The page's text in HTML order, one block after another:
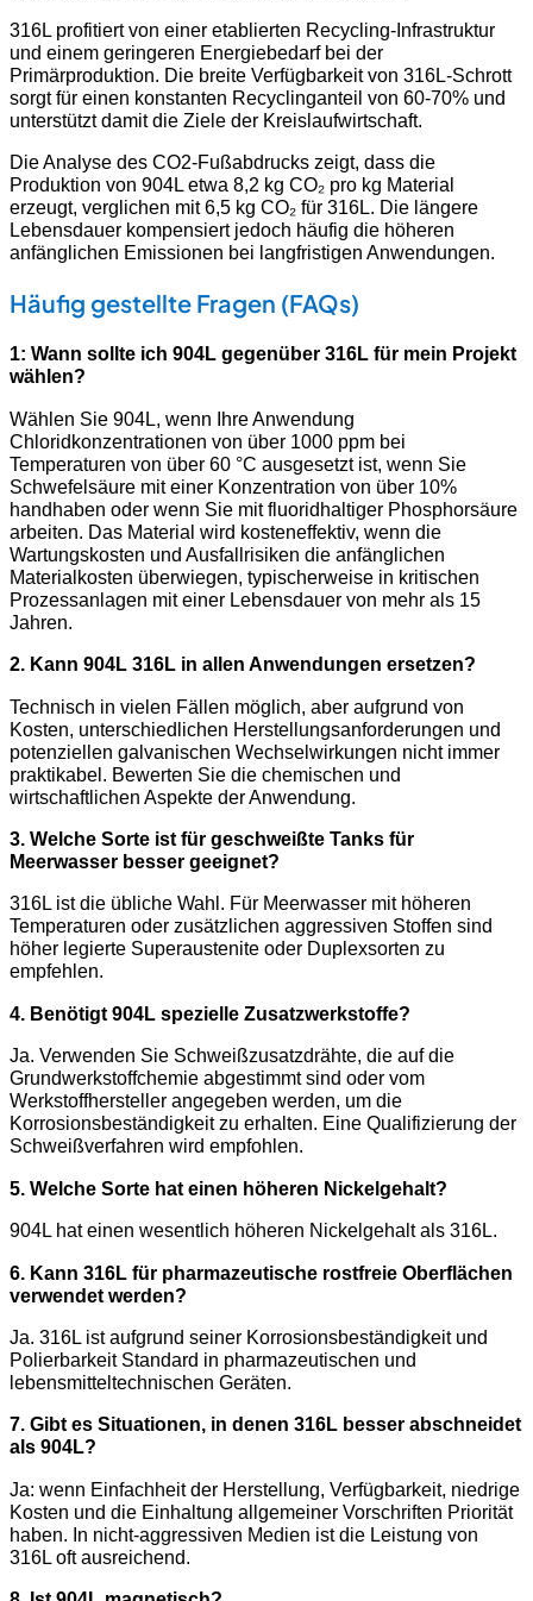
316L profitiert von einer etablierten Recycling-Infrastruktur
und einem geringeren Energiebedarf bei der
Primärproduktion. Die breite Verfügbarkeit von 316L-Schrott
sorgt für einen konstanten Recyclinganteil von 60-70% und
unterstützt damit die Ziele der Kreislaufwirtschaft.
Die Analyse des CO2-Fußabdrucks zeigt, dass die
Produktion von 904L etwa 8,2 kg CO₂ pro kg Material
erzeugt, verglichen mit 6,5 kg CO₂ für 316L. Die längere
Lebensdauer kompensiert jedoch häufig die höheren
anfänglichen Emissionen bei langfristigen Anwendungen.
Häufig gestellte Fragen (FAQs)
1: Wann sollte ich 904L gegenüber 316L für mein Projekt
wählen?
Wählen Sie 904L, wenn Ihre Anwendung
Chloridkonzentrationen von über 1000 ppm bei
Temperaturen von über 60 °C ausgesetzt ist, wenn Sie
Schwefelsäure mit einer Konzentration von über 10%
handhaben oder wenn Sie mit fluoridhaltiger Phosphorsäure
arbeiten. Das Material wird kosteneffektiv, wenn die
Wartungskosten und Ausfallrisiken die anfänglichen
Materialkosten überwiegen, typischerweise in kritischen
Prozessanlagen mit einer Lebensdauer von mehr als 15
Jahren.
2. Kann 904L 316L in allen Anwendungen ersetzen?
Technisch in vielen Fällen möglich, aber aufgrund von
Kosten, unterschiedlichen Herstellungsanforderungen und
potenziellen galvanischen Wechselwirkungen nicht immer
praktikabel. Bewerten Sie die chemischen und
wirtschaftlichen Aspekte der Anwendung.
3. Welche Sorte ist für geschweißte Tanks für
Meerwasser besser geeignet?
316L ist die übliche Wahl. Für Meerwasser mit höheren
Temperaturen oder zusätzlichen aggressiven Stoffen sind
höher legierte Superaustenite oder Duplexsorten zu
empfehlen.
4. Benötigt 904L spezielle Zusatzwerkstoffe?
Ja. Verwenden Sie Schweißzusatzdrähte, die auf die
Grundwerkstoffchemie abgestimmt sind oder vom
Werkstoffhersteller angegeben werden, um die
Korrosionsbeständigkeit zu erhalten. Eine Qualifizierung der
Schweißverfahren wird empfohlen.
5. Welche Sorte hat einen höheren Nickelgehalt?
904L hat einen wesentlich höheren Nickelgehalt als 316L.
6. Kann 316L für pharmazeutische rostfreie Oberflächen
verwendet werden?
Ja. 316L ist aufgrund seiner Korrosionsbeständigkeit und
Polierbarkeit Standard in pharmazeutischen und
lebensmitteltechnischen Geräten.
7. Gibt es Situationen, in denen 316L besser abschneidet
als 904L?
Ja: wenn Einfachheit der Herstellung, Verfügbarkeit, niedrige
Kosten und die Einhaltung allgemeiner Vorschriften Priorität
haben. In nicht-aggressiven Medien ist die Leistung von
316L oft ausreichend.